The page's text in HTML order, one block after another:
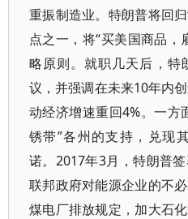
重振制造业。特朗普将回
点之一，将“买美国商品
略原则。就职几天后，特
议，并强调在未来10年内
动经济增速重回4%。一方
锈带”各州的支持，兑现
诺。2017年3月，特朗普
联邦政府对能源企业的不
煤电厂排放规定，加大石